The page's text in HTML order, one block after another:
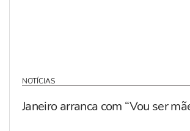
NOTÍCIAS
Janeiro arranca com “Vou ser